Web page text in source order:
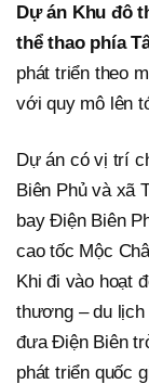
Dự án Khu đô
thể thao phía
phát triển theo
với quy mô lên
Dự án có vị trí
Biên Phủ và xã
bay Điện Biên
cao tốc Mộc
Khi đi vào hoạt
thương – du lịch
đưa Điện Biên
phát triển quốc